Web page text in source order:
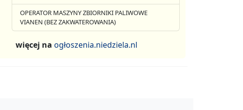
OPERATOR MASZYNY ZBIORNIKI PALIWOWE
VIANEN (BEZ ZAKWATEROWANIA)
więcej na ogłoszenia.niedziela.nl